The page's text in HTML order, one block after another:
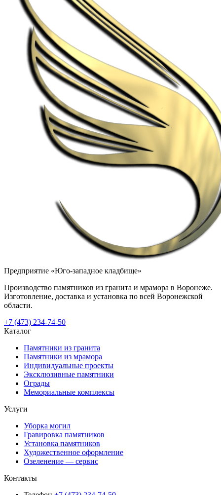
Предприятие «Юго-западное кладбище»
Производство памятников из гранита и мрамора в Воронеже.
Изготовление, доставка и установка по всей Воронежской
области.
+7 (473) 234-74-50
Каталог
Памятники из гранита
Памятники из мрамора
Индивидуальные проекты
Эксклюзивные памятники
Ограды
Мемориальные комплексы
Услуги
Уборка могил
Гравировка памятников
Установка памятников
Художественное оформление
Озеленение — сервис
Контакты